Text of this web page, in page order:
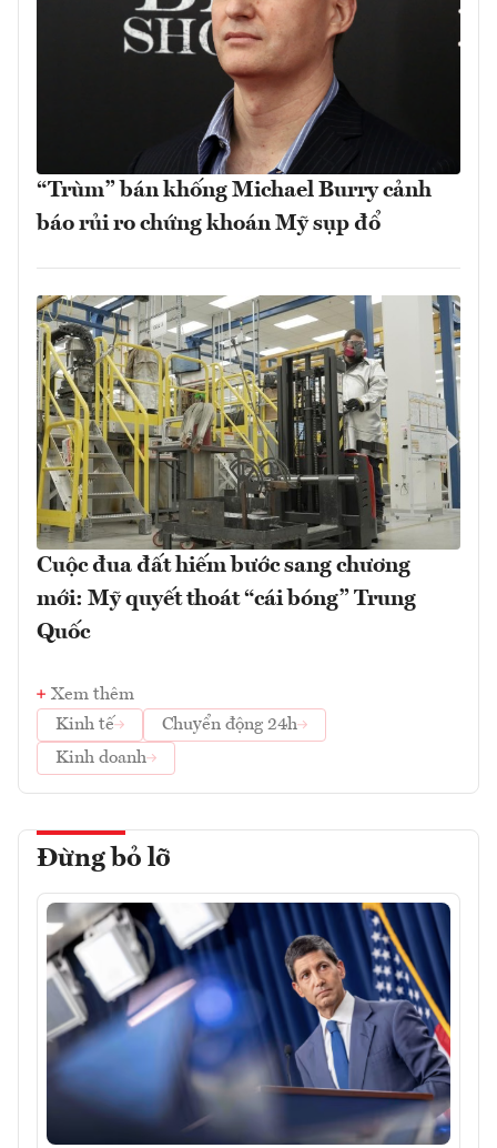
“Trùm” bán khống Michael Burry cảnh
báo rủi ro chứng khoán Mỹ sụp đổ
Cuộc đua đất hiếm bước sang chương
mới: Mỹ quyết thoát “cái bóng” Trung
Quốc
Xem thêm
Kinh tế
Chuyển động 24h
Kinh doanh
Đừng bỏ lỡ